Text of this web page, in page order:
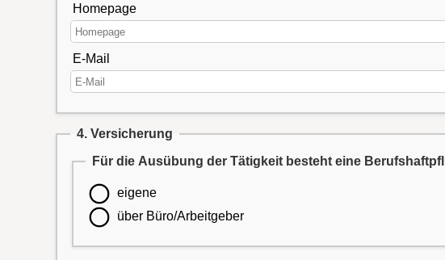
Homepage
E-Mail
4. Versicherung
Für die Ausübung der Tätigkeit besteht eine
eigene
über Büro/Arbeitgeber